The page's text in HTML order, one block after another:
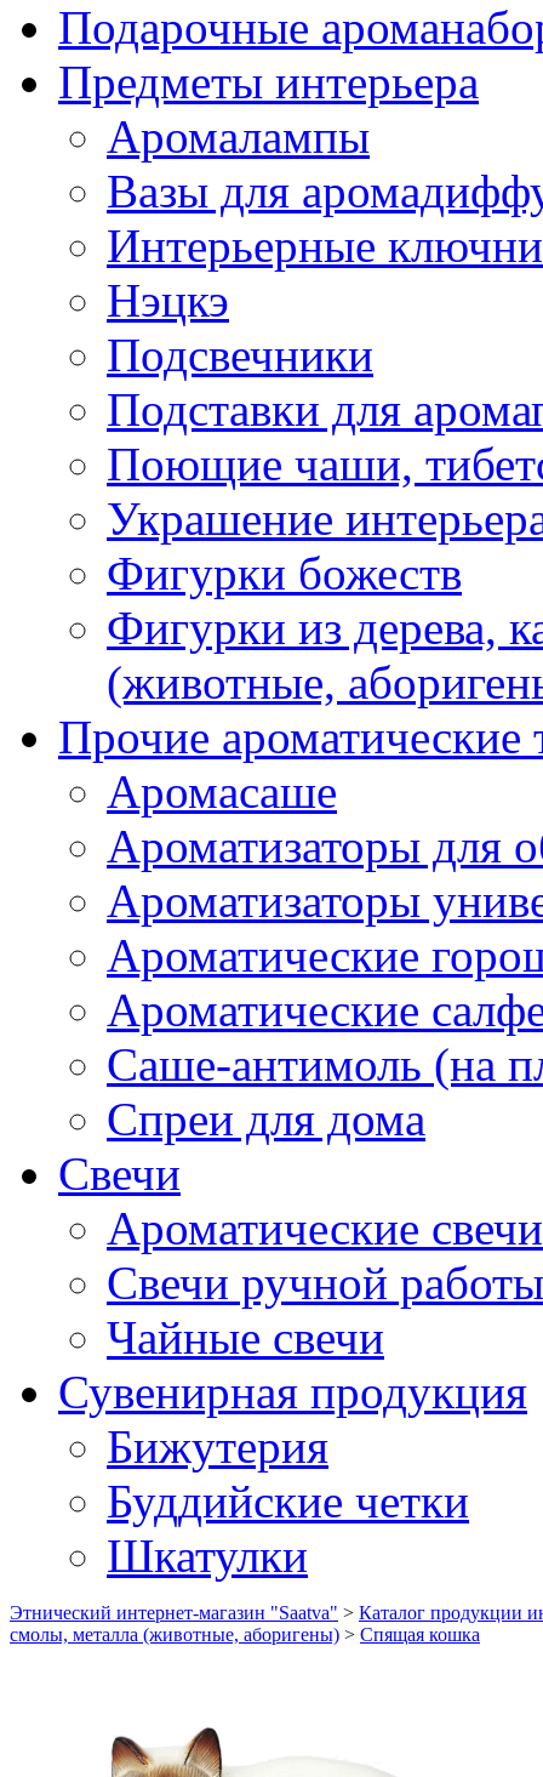
Подарочные
Предметы интерьера
Аромалампы
Вазы для
Интерьерные
Нэцкэ
Подсвечники
Подставки для
Поющие чаши,
Украшение
Фигурки божеств
Фигурки из дерева,
(животные,
Прочие ароматические
Аромасаше
Ароматизаторы для
Ароматизаторы
Ароматические
Ароматические
Саше-антимоль (на
Спреи для дома
Свечи
Ароматические свечи
Свечи ручной работы
Чайные свечи
Сувенирная продукция
Бижутерия
Буддийские четки
Шкатулки
Этнический интернет-магазин "Saatva" > Каталог продукции
смолы, металла (животные, аборигены) > Спящая кошка